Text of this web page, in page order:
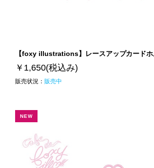
【foxy illustrations】レースアップカード
￥1,650(税込み)
販売状況： 販売中
NEW